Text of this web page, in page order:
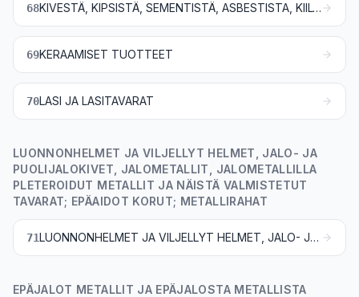
68 KIVESTÄ, KIPSISTÄ, SEMENTISTÄ, ASBESTISTA, KIILTEESTÄ TAI NIIDEN KALTAISESTA AINEESTA VALMISTETUT TAVARAT
69KERAAMISET TUOTTEET
70LASI JA LASITAVARAT
LUONNONHELMET JA VILJELLYT HELMET, JALO- JA
PUOLIJALOKIVET, JALOMETALLIT, JALOMETALLILLA
PLETEROIDUT METALLIT JA NÄISTÄ VALMISTETUT
TAVARAT; EPÄAIDOT KORUT; METALLIRAHAT
71 LUONNONHELMET JA VILJELLYT HELMET, JALO- JA PUOLIJALOKIVET, JALOMETALLIT, JALOMETALLILLA PLETEROIDUT METALLIT JA NÄISTÄ VALMISTETUT TAVARAT; EPÄAIDOT KORUT; METALLIRAHAT
EPÄJALOT METALLIT JA EPÄJALOSTA METALLISTA